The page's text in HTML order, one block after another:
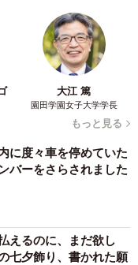
大江 篤
園田学園女子大学学長
もっと見る
に度々車を停めていた
バーをさらされました
えるのに、まだ欲し
七夕飾り、書かれた願